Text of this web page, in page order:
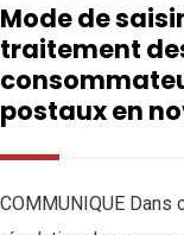
Mode de
traitement
postaux en
COMMUNIQUE Dans